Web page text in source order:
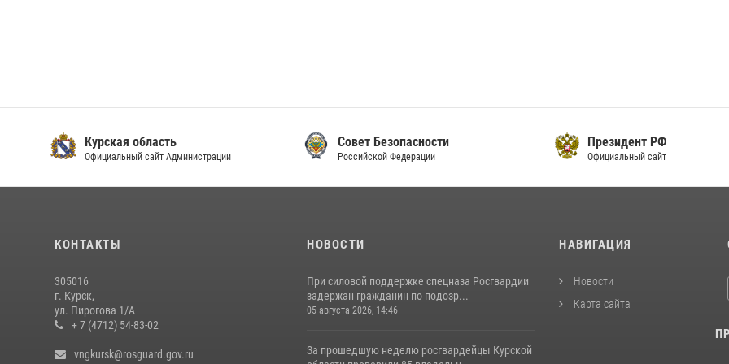
Курская область
Официальный сайт Администрации
Совет Безопасности
Российской Федерации
Президент РФ
Официальный сайт
КОНТАКТЫ
305016
г. Курск,
ул. Пирогова 1/А
+ 7 (4712) 54-83-02
vngkursk@rosguard.gov.ru
НОВОСТИ
При силовой поддержке спецназа Росгвардии
задержан гражданин по подозр...
05 августа 2026, 14:46
За прошедшую неделю росгвардейцы Курской
НАВИГАЦИЯ
Новости
Карта сайта